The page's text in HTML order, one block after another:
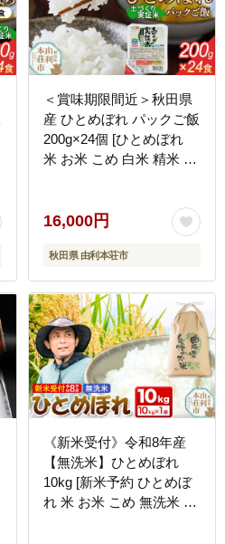
＜賞味期限間近＞秋田県
産 ひとめぼれ パックご飯
200g×24個 [ひとめぼれ
米 お米 こめ 白米 精米 ブ
田県産 秋田県 由利本荘
16,000円
秋田県 由利本荘市
《新米受付》令和8年産
【無洗米】ひとめぼれ
10kg [新米予約 ひとめぼ
れ 米 お米 こめ 無洗米 ブ